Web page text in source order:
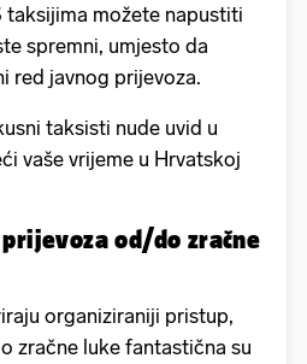
taksijima možete napustiti
spremni, umjesto da
red javnog prijevoza.
taksisti nude uvid u
vaše vrijeme u Hrvatskoj
od/do zračne
organiziraniji pristup,
zračne luke fantastična su